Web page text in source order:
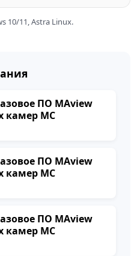
10/11, Astra Linux.
ПО MAview
камер МС
ПО MAview
камер МС
ПО MAview
камер МС